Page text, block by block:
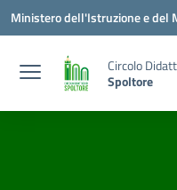
Vai ai contenuti
Vai al menu di navigazione
Vai al footer
Ministero dell'Istruzione e del
Circolo
Spoltore